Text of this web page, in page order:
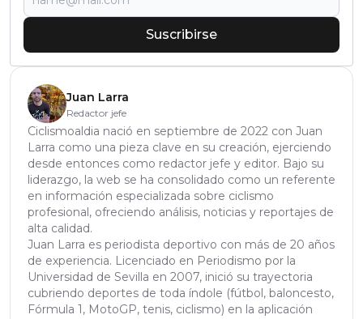
Suscribirse
Juan Larra
Redactor jefe
Ciclismoaldia nació en septiembre de 2022 con Juan
Larra como una pieza clave en su creación, ejerciendo
desde entonces como redactor jefe y editor. Bajo su
liderazgo, la web se ha consolidado como un referente
en información especializada sobre ciclismo
profesional, ofreciendo análisis, noticias y reportajes de
alta calidad.
Juan Larra es periodista deportivo con más de 20 años
de experiencia. Licenciado en Periodismo por la
Universidad de Sevilla en 2007, inició su trayectoria
cubriendo deportes de toda índole (fútbol, baloncesto,
Fórmula 1, MotoGP, tenis, ciclismo) en la aplicación